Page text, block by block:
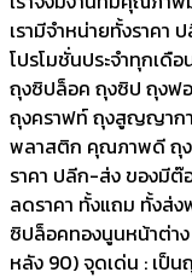
เรามีจำหน่ายทั้งราคา
โปรโมชั่นประจำทุกเดื
ถุงซิปล็อค ถุงซิป ถุงฟ
ถุงคราฟท์ ถุงสูญญาก
พลาสติก คุณภาพดี ถุง
ราคา ปลีก-ส่ง ของมีต๊
ลดราคา ทั้งแถม ทั้งส่
ซิปล็อคทองนูนหน้าต่า
หลัง 90) จุดเด่น : เป็